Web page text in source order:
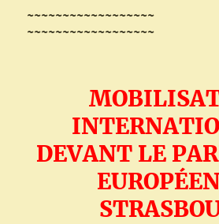
~~~~~~~~~~~~~~~~~~
~~~~~~~~~~~~~~~~~~
DEVANT LE